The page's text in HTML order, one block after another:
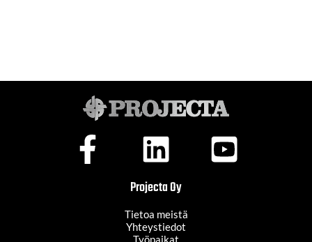
Projecta Oy
Tietoa meistä
Yhteystiedot
Työpaikat